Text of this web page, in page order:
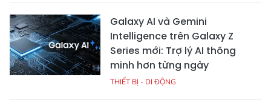
Galaxy AI và Gemini
Intelligence trên Galaxy Z
Series mới: Trợ lý AI thông
minh hơn từng ngày
THIẾT BỊ - DI ĐỘNG